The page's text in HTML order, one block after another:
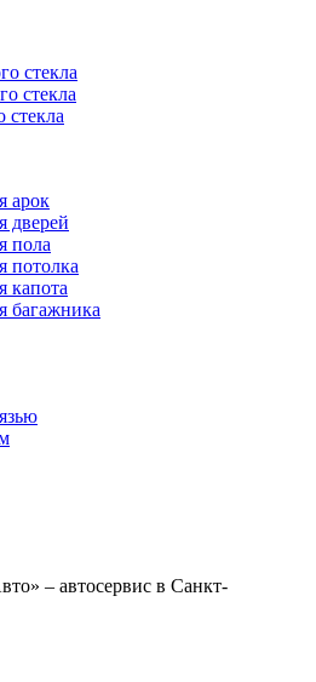
стекла
стекла
стекла
арок
дверей
пола
потолка
капота
багажника
– автосервис в Санкт-